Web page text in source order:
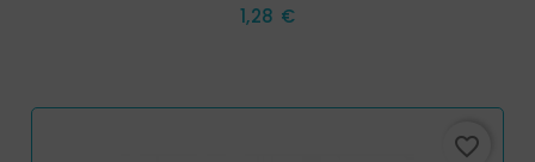
Prix
1,28 €
favorite_border